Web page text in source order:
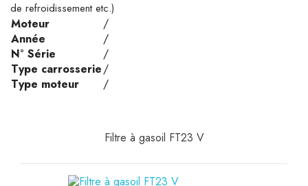
de refroidissement etc.)
Moteur
/
Année
/
N° Série
/
Type carrosserie/
Type moteur
/
Filtre à gasoil FT23 V